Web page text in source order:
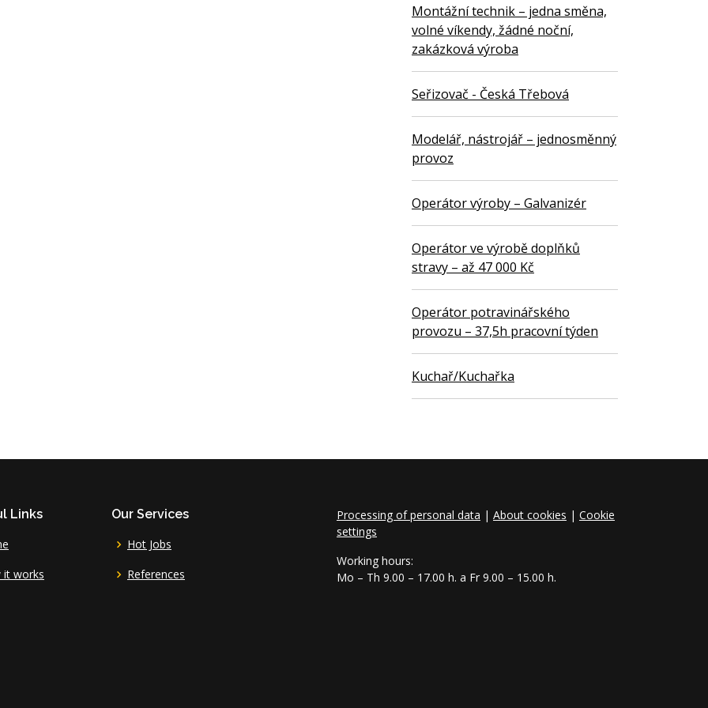
Montážní technik – jedna směna,
volné víkendy, žádné noční,
zakázková výroba
Seřizovač - Česká Třebová
Modelář, nástrojář – jednosměnný
provoz
Operátor výroby – Galvanizér
Operátor ve výrobě doplňků
stravy – až 47 000 Kč
Operátor potravinářského
provozu – 37,5h pracovní týden
Kuchař/Kuchařka
Links
it works
Our Services
Hot Jobs
References
Processing of personal data | About cookies | Cookie
settings
Working hours:
Mo – Th 9.00 – 17.00 h. a Fr 9.00 – 15.00 h.